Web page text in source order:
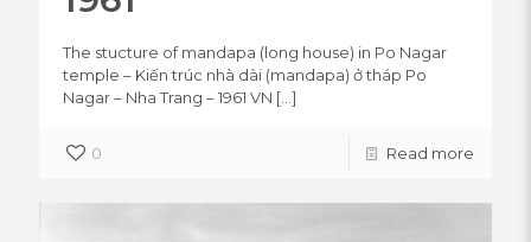
The stucture of mandapa (long house) in Po Nagar
temple – Kiến trúc nhà dài (mandapa) ở tháp Po
Nagar – Nha Trang – 1961 VN […]
0 Read more